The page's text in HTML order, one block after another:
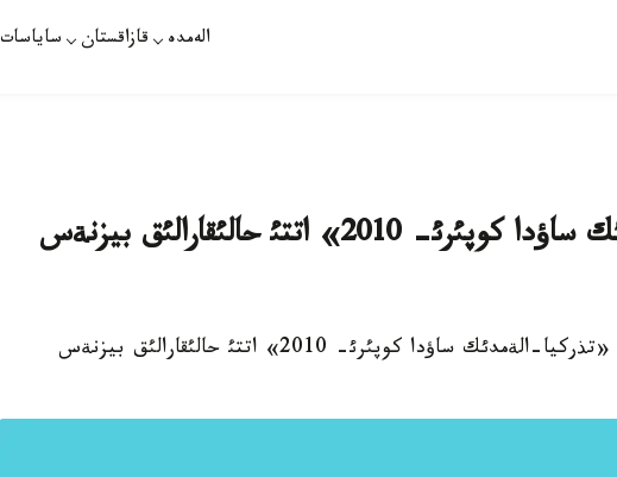
الەمدە قازاقستان ساياسات
ئستامبذلدا «تذركيا-الةمدئك ساؤدا كوپئرئ- 2010» اتتئ حالئقارالئق بيزنةس
ث 16-سئ. قازاقپارات - ئستامبذلدا «تذركيا-الةمدئك ساؤدا كوپئرئ- 2010» اتتئ حالئقارالئق بيزنةس